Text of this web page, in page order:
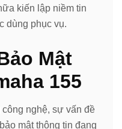
kiến lập niềm tin
dùng phục vụ.
Mật
155
nghệ, sự vấn đề
mật thông tin đang